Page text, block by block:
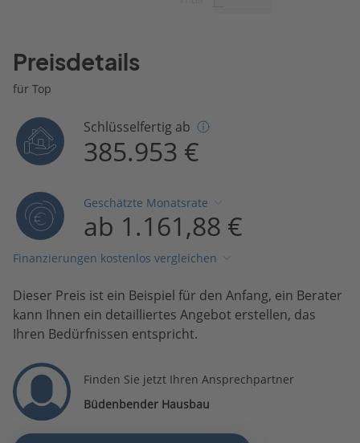
Preisdetails
für Top
Schlüsselfertig ab
385.953 €
Geschätzte Monatsrate
ab 1.161,88 €
Finanzierungen kostenlos vergleichen
Dieser Preis ist ein Beispiel für den Anfang, ein Berater
kann Ihnen ein detailliertes Angebot erstellen, das
Ihren Bedürfnissen entspricht.
Finden Sie jetzt Ihren Ansprechpartner
Büdenbender Hausbau